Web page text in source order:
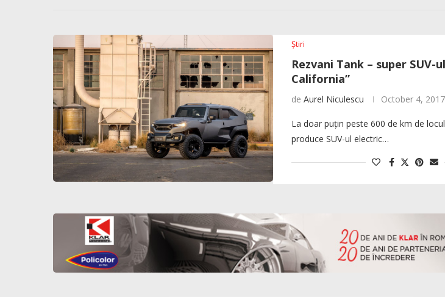
Știri
Rezvani Tank – super SUV-
California”
de Aurel Niculescu October 4, 2017
La doar puțin peste 600 de km de
produce SUV-ul electric…